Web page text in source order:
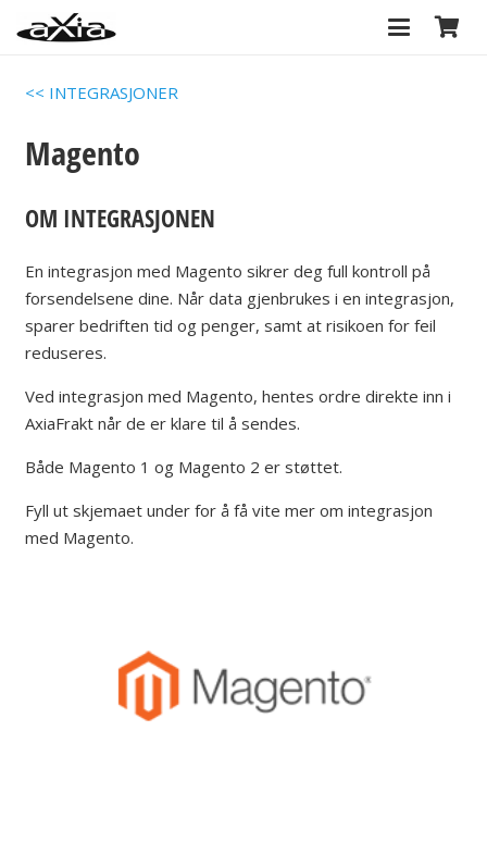
<< INTEGRASJONER
Magento
OM INTEGRASJONEN
En integrasjon med Magento sikrer deg full kontroll på
forsendelsene dine. Når data gjenbrukes i en integrasjon,
sparer bedriften tid og penger, samt at risikoen for feil
reduseres.
Ved integrasjon med Magento, hentes ordre direkte inn i
AxiaFrakt når de er klare til å sendes.
Både Magento 1 og Magento 2 er støttet.
Fyll ut skjemaet under for å få vite mer om integrasjon
med Magento.